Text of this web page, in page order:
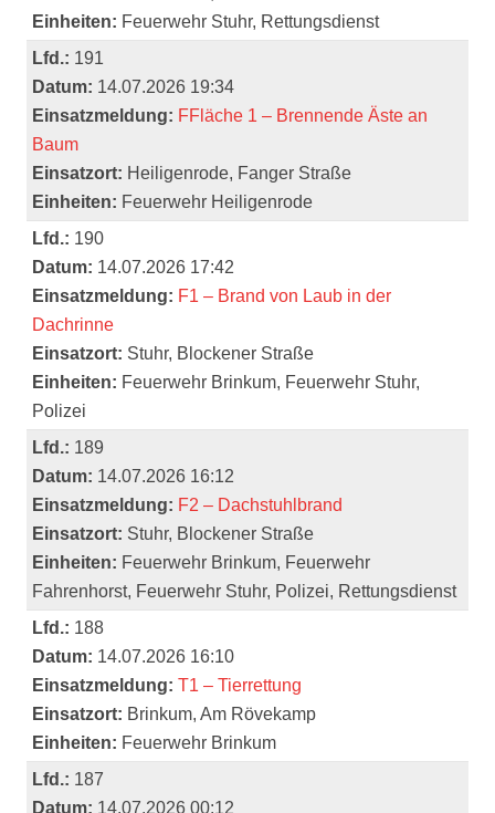
Einheiten: Feuerwehr Stuhr, Rettungsdienst
Lfd.: 191
Datum: 14.07.2026 19:34
Einsatzmeldung: FFläche 1 – Brennende Äste an
Baum
Einsatzort: Heiligenrode, Fanger Straße
Einheiten: Feuerwehr Heiligenrode
Lfd.: 190
Datum: 14.07.2026 17:42
Einsatzmeldung: F1 – Brand von Laub in der
Dachrinne
Einsatzort: Stuhr, Blockener Straße
Einheiten: Feuerwehr Brinkum, Feuerwehr Stuhr,
Polizei
Lfd.: 189
Datum: 14.07.2026 16:12
Einsatzmeldung: F2 – Dachstuhlbrand
Einsatzort: Stuhr, Blockener Straße
Einheiten: Feuerwehr Brinkum, Feuerwehr
Fahrenhorst, Feuerwehr Stuhr, Polizei, Rettungsdienst
Lfd.: 188
Datum: 14.07.2026 16:10
Einsatzmeldung: T1 – Tierrettung
Einsatzort: Brinkum, Am Rövekamp
Einheiten: Feuerwehr Brinkum
Lfd.: 187
Datum: 14.07.2026 00:12